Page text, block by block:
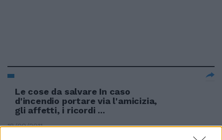
Le cose da salvare In caso
d'incendio portare via l'amicizia,
gli affetti, i ricordi ...
18/09/2011